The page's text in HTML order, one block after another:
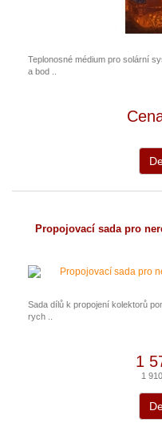
Teplonosné médium pro solární
a bod ..
Propojovací sada pro
Sada dílů k propojení kolektorů
rych ..
1
1